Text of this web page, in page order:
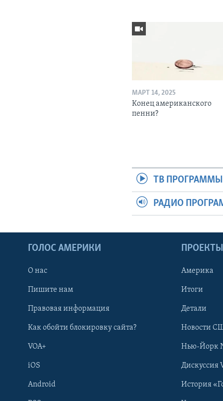
МАРТ 14, 2025
Конец американского
пенни?
ТВ ПРОГРАММЫ
РАДИО
ГОЛОС АМЕРИКИ
О нас
Пишите нам
Правовая информация
Как обойти блокировку сайта?
VOA+
iOS
Android
ПРОЕКТЫ
Америка
Итоги
Детали
Новости
Нью-Йорк
Дискуссия
История